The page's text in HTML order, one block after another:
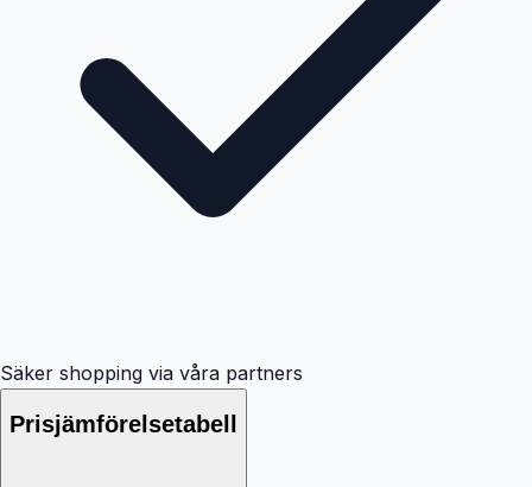
Säker shopping via våra partners
Prisjämförelsetabell